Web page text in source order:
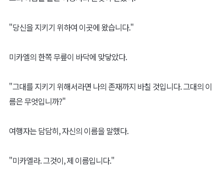
"당신을 지키기 위하여 이곳에 왔습니다."
미카엘의 한쪽 무릎이 바닥에 맞닿았다.
"그대를 지키기 위해서라면 나의 존재까지 바칠 것입니다. 그대의 이
름은 무엇입니까?"
여행자는 담담히, 자신의 이름을 말했다.
"미카엘라. 그것이, 제 이름입니다."